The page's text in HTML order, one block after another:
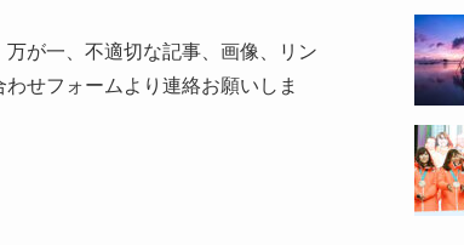
が一、不適切な記事、画像、リン
せフォームより連絡お願いしま